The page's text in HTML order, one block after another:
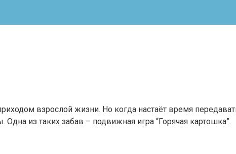
взрослой жизни. Но когда настаёт время
из таких забав – подвижная игра “Горячая картошка”.